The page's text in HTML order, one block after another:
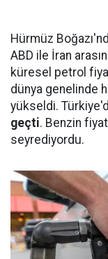
Hürmüz
ABD ile İran
küresel petrol
dünya genelinde
yükseldi.
geçti. Benzin
seyrediyordu.